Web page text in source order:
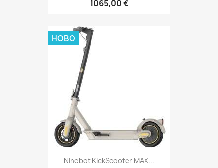
1065,00 €
Ninebot KickScooter MAX...
НОВО